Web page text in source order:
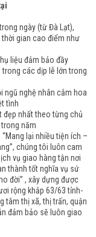
ngày (từ Đà Lạt),
gian cao điểm như
liệu đảm bảo đầy
các dịp lễ lớn trong
nghệ nhân cắm hoa
tình
nhất theo từng chủ
năm
lại nhiều tiện ích –
chúng tôi luôn cam
vụ giao hàng tận nơi
thành tốt nghĩa vụ sứ
đời” , xây dựng được
rộng khắp 63/63 tỉnh-
tâm thị xã, thị trấn, quận
đảm bảo sẽ luôn giao